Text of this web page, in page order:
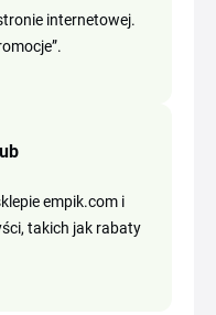
internetowej.
empik.com i
takich jak rabaty